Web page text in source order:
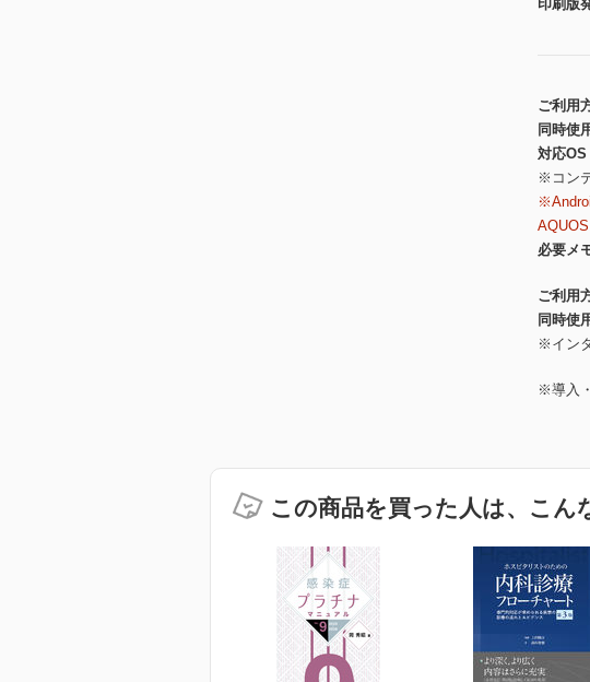
印刷版
ご利用
同時使
対応OS
※コン
必要メ
ご利用
同時使
※イン
※導入
この商品を買った人は、こん